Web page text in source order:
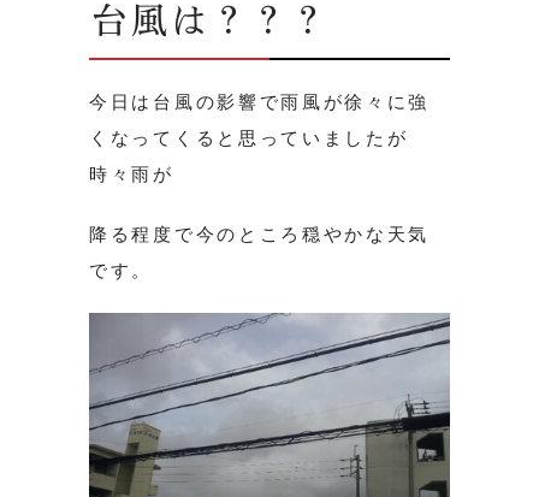
台風は？？？
今日は台風の影響で雨風が徐々に強
くなってくると思っていましたが
時々雨が
降る程度で今のところ穏やかな天気
です。